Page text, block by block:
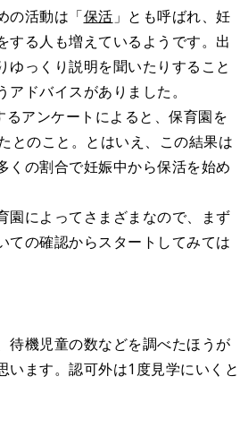
の活動は「保活 」とも呼ばれ、妊
る人も増えているようです。出
っくり説明を聞いたりすること
ドバイスがありました。
アンケートによると、保育園を
とのこと。とはいえ、この結果は
くの割合で妊娠中から保活を始め
園によってさまざまなので、まず
ての確認からスタートしてみては
待機児童の数などを調べたほうが
ます。認可外は1度見学にいくと